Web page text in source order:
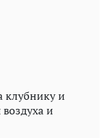
клубнику и
и